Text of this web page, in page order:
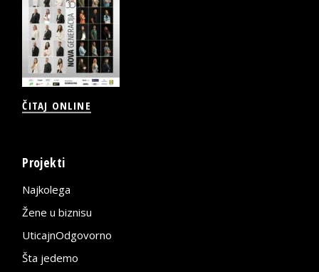
ČITAJ ONLINE
Projekti
Najkolega
Žene u biznisu
UticajnOdgovorno
Šta jedemo